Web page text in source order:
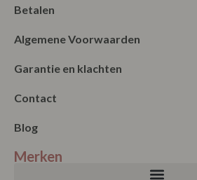
Betalen
Algemene Voorwaarden
Garantie en klachten
Contact
Blog
Merken